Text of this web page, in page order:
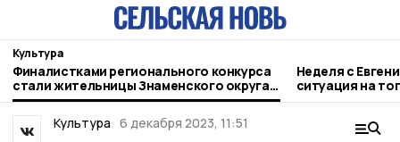
Культура
Финалистками регионального конкурса
стали жительницы Знаменского округа
(видео)
Неделя с
ситуация на
городе и
Культура 6 декабря 2023, 11:51